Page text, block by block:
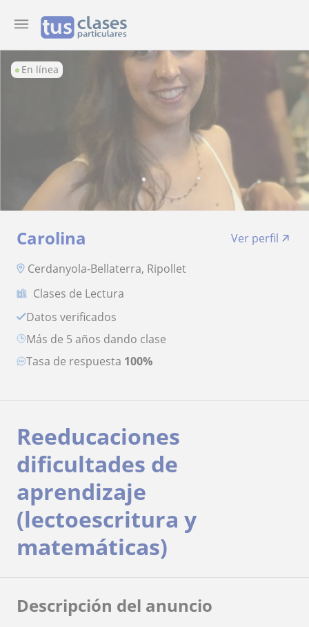
En línea
Carolina
Ver perfil
Cerdanyola-Bellaterra, Ripollet
Clases de Lectura
Datos verificados
más de 5 años dando clase
Tasa de respuesta 100%
Reeducaciones
dificultades de
aprendizaje
(lectoescritura y
matemáticas)
Descripción del anuncio